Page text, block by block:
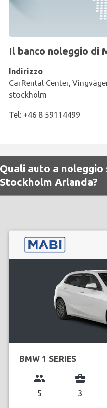
Il banco noleggio di
Indirizzo
CarRental Center,
stockholm
Tel: +46 8 59114499
Quali auto a
Stockholm Arlanda?
BMW 1 SERIES
group
5
business_center
3